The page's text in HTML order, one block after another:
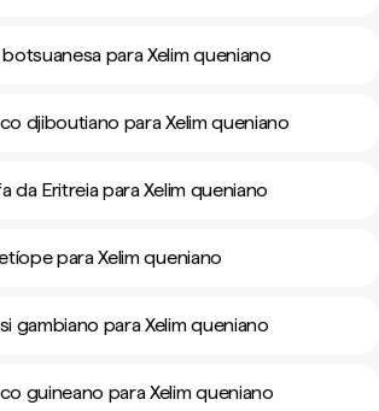
para Xelim queniano
djiboutiano para Xelim queniano
da Eritreia para Xelim queniano
para Xelim queniano
gambiano para Xelim queniano
guineano para Xelim queniano